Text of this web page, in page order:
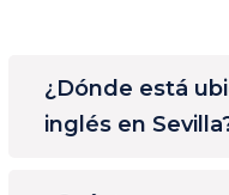
¿Dónde está
inglés en